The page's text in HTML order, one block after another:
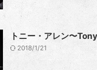
トニー・アレン〜
2018/1/21